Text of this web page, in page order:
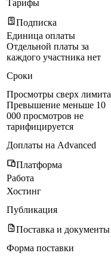
Тарифы
Подписка
Единица оплаты
Отдельной платы за
каждого участника нет
Сроки
Просмотры сверх лимита
Превышение меньше 10
000 просмотров не
тарифицируется
Доплаты на Advanced
Платформа
Работа
Хостинг
Публикация
Поставка и документы
Форма поставки